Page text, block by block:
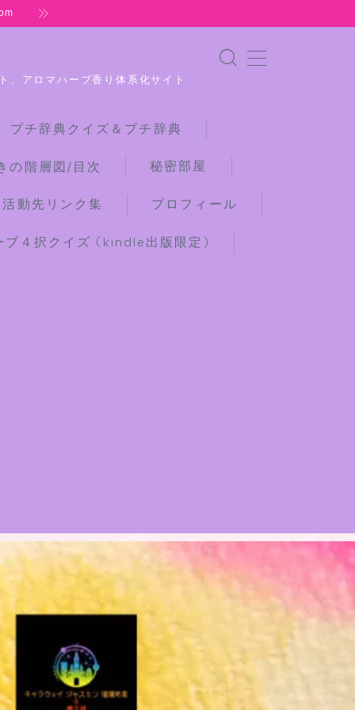
、アロマハーブ香り体系化サイト
チ辞典クイズ＆プチ辞典
の階層図/目次 秘密部屋
動先リンク集 プロフィール
４択クイズ (kindle出版限定)